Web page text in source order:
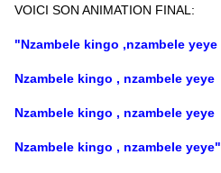
VOICI SON ANIMATION FINAL:
"Nzambele kingo ,nzambele yeye
Nzambele kingo , nzambele yeye
Nzambele kingo , nzambele yeye
Nzambele kingo , nzambele yeye"